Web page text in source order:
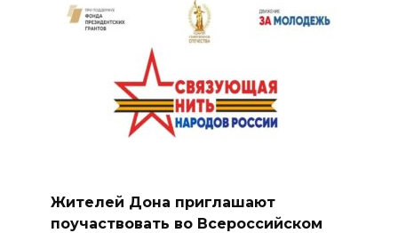
Жителей Дона приглашают
поучаствовать во Всероссийском